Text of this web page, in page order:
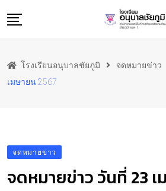
ข้อมูลพื้นฐาน
ภาพกิจกรรม
ผลงาน
โรงเรียนอนุบาลชัยภูมิ จดหมายข่าว
เมษายน 2567
จดหมายข่าว
จดหมายข่าว วันที่ 23 เ